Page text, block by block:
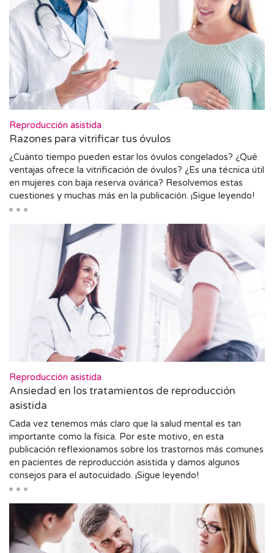
Reproducción asistida
Razones para vitrificar tus óvulos
¿Cuánto tiempo pueden estar los óvulos congelados? ¿Qué
ventajas ofrece la vitrificación de óvulos? ¿Es una técnica útil
en mujeres con baja reserva ovárica? Resolvemos estas
cuestiones y muchas más en la publicación. ¡Sigue leyendo!
Reproducción asistida
Ansiedad en los tratamientos de reproducción
asistida
Cada vez tenemos más claro que la salud mental es tan
importante como la física. Por este motivo, en esta
publicación reflexionamos sobre los trastornos más comunes
en pacientes de reproducción asistida y damos algunos
consejos para el autocuidado. ¡Sigue leyendo!